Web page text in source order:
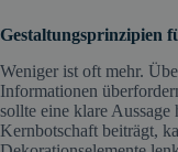
Gestaltungsprinzipien
Weniger ist oft mehr.
Informationen
sollte eine klare
Kernbotschaft beiträgt,